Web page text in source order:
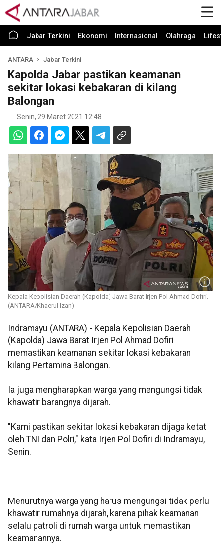
Jabar Terkini Ekonomi Internasional Olahraga
ANTARA Jabar Terkini
Kapolda Jabar pastikan keamanan
sekitar lokasi kebakaran di kilang
Balongan
Senin, 29 Maret 2021 12:48
Kepala Kepolisian Daerah (Kapolda) Jawa Barat Irjen Pol Ahmad Dofiri.
(ANTARA/Khaerul Izan)
Indramayu (ANTARA) - Kepala Kepolisian Daerah
(Kapolda) Jawa Barat Irjen Pol Ahmad Dofiri
memastikan keamanan sekitar lokasi kebakaran
kilang Pertamina Balongan.
Ia juga mengharapkan warga yang mengungsi tidak
khawatir barangnya dijarah.
"Kami pastikan sekitar lokasi kebakaran dijaga ketat
oleh TNI dan Polri," kata Irjen Pol Dofiri di Indramayu,
Senin.
Menurutnya warga yang harus mengungsi tidak perlu
khawatir rumahnya dijarah, karena pihak keamanan
selalu patroli di rumah warga untuk memastikan
keamanannya.